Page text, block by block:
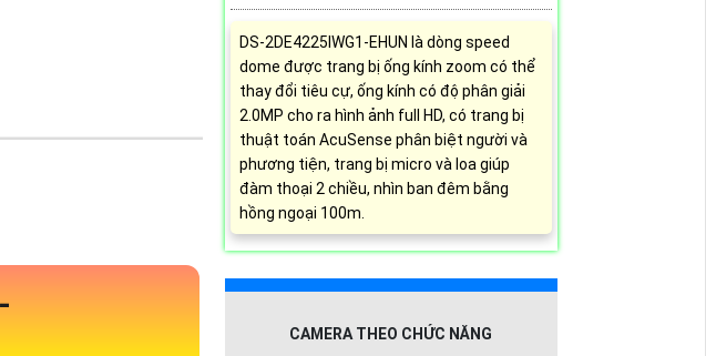
DS-2DE4225IWG1-EHUN là dòng speed
dome được trang bị ống kính zoom có thể
thay đổi tiêu cự, ống kính có độ phân giải
2.0MP cho ra hình ảnh full HD, có trang bị
thuật toán AcuSense phân biệt người và
phương tiện, trang bị micro và loa giúp
đàm thoại 2 chiều, nhìn ban đêm bằng
hồng ngoại 100m.
CAMERA THEO CHỨC NĂNG